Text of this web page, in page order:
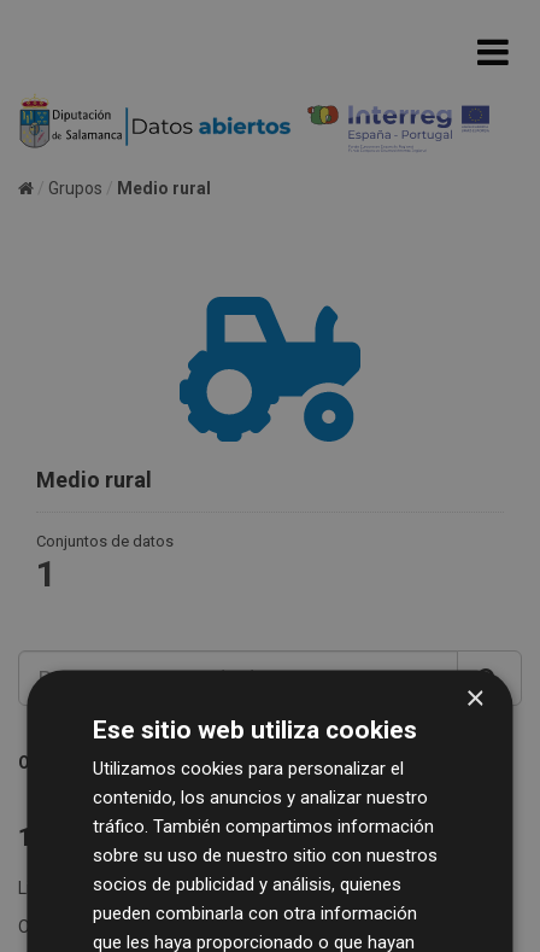
Grupos Medio rural
Medio rural
Conjuntos de datos
1
Ordenar por
1 conjunto de datos encontrado
Licencias:
Creative Commons Attribution 4.0
Organizaciones:
×
Ese sitio web utiliza cookies
Utilizamos cookies para personalizar el
contenido, los anuncios y analizar nuestro
tráfico. También compartimos información
sobre su uso de nuestro sitio con nuestros
socios de publicidad y análisis, quienes
pueden combinarla con otra información
que les haya proporcionado o que hayan